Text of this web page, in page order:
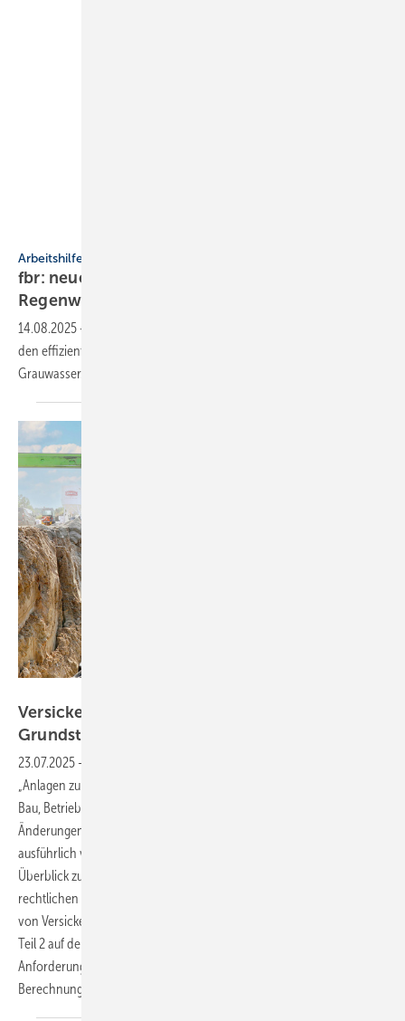
Arbeitshilfe
fbr: neue Markt­über­sicht rund um
Regen­wasser­nut­zung
14.08.2025 -
den effizienten Umgang mit den Ressourcen Regen- und
Grauwasser.
Versickerung von Niederschlagswasser auf
Grundstücken – Teil 2:
23.07.2025 -
„Anlagen zur Versickerung von ­Niederschlagswasser – Teil 1: Planung,
Bau, Betrieb“ als Weißdruck veröffentlicht. Die Inhalte und
Änderungen stellt Bernd Ishorst in einem zweiteiligen Beitrag
ausführlich vor. Nachdem der erste Teil in der SBZ 05.25 einen
Überblick zu den wichtigsten Begriffen, Anforderungen und
rechtlichen Grundlagen für die Planung sowie den Bau und Betrieb
von Versickerungs­anlagen auf Grundstücken gab, liegt der Fokus in
Teil 2 auf der richtigen Bemessung. Es geht um die entsprechenden
Anforderungen, Bemessungsgrundsätze und auch einige
Berechnungs­beispiele.